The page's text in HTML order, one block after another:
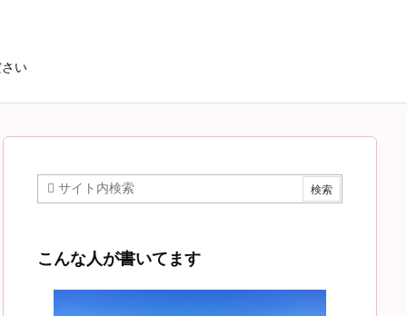
い
こんな人が書いてます